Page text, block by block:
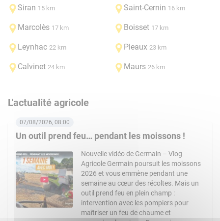
Siran 15 km Saint-Cernin 16 km
Marcolès 17 km Boisset 17 km
Leynhac 22 km Pleaux 23 km
Calvinet 24 km Maurs 26 km
L'actualité agricole
Un outil prend feu… pendant les moissons !
07/08/2026, 08:00
Nouvelle vidéo de Germain – Vlog
Agricole Germain poursuit les moissons
2026 et vous emmène pendant une
semaine au cœur des récoltes. Mais un
outil prend feu en plein champ :
intervention avec les pompiers pour
maîtriser un feu de chaume et